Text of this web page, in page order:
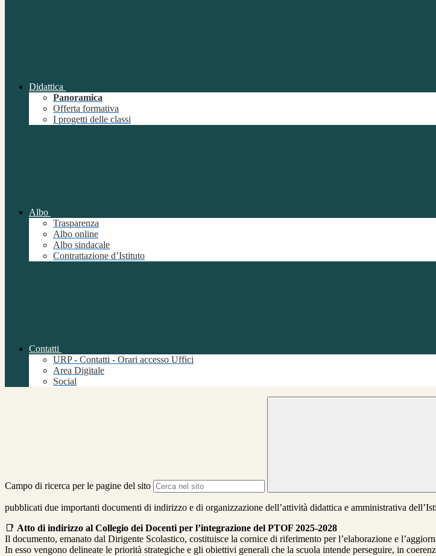
Didattica
Panoramica
Offerta formativa
I progetti delle classi
Albo
Trasparenza
Albo online
Albo sindacale
Contrattazione d’Istituto
Contatti
URP - Contatti - Orari accesso Uffici
Area Digitale
Social
Campo di ricerca per le pagine del sito
pubblicati due importanti documenti di indirizzo e di organizzazione dell’attività didattica e amministrativa
📑 Atto di indirizzo al Collegio dei Docenti per l’integrazione del PTOF 2025-2028
Il documento, emanato dal Dirigente Scolastico, costituisce la cornice di riferimento per l’elaborazione e
In esso vengono delineate le priorità strategiche e gli obiettivi generali che la scuola intende perseguire, in